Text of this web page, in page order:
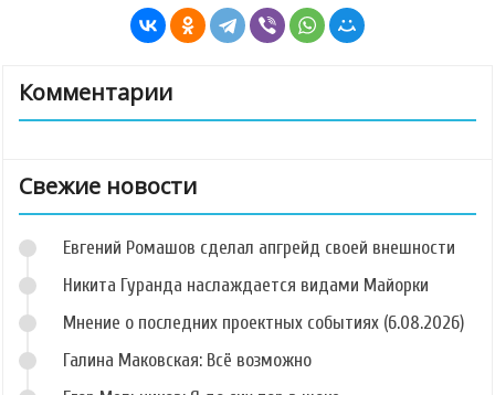
Комментарии
Свежие новости
Евгений Ромашов сделал апгрейд своей внешности
Никита Гуранда наслаждается видами Майорки
Мнение о последних проектных событиях (6.08.2026)
Галина Маковская: Всё возможно